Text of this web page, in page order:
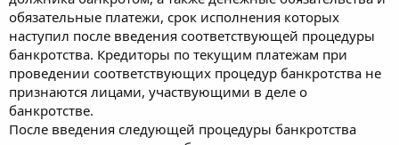
обязательные платежи, срок исполнения которых
наступил после введения соответствующей процедуры
банкротства. Кредиторы по текущим платежам при
проведении соответствующих процедур банкротства не
признаются лицами, участвующими в деле о
банкротстве.
После введения следующей процедуры банкротства